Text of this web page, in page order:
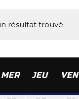
résultat trouvé.
MER JEU VEN